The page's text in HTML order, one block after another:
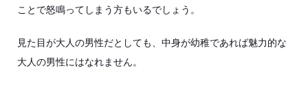
ことで怒鳴ってしまう方もいるでしょう。
見た目が大人の男性だとしても、中身が幼稚であれば魅力的な
大人の男性にはなれません。